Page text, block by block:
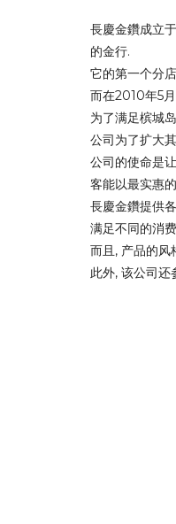
長慶金鑽成立
的金行.
它的第一个分
而在2010年5
为了满足槟城
公司的使命是
客能以最实惠
長慶金鑽提供
满足不同的消
而且, 产品的风
此外, 该公司还